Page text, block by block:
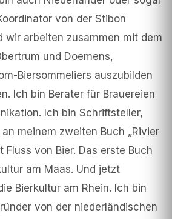
von der Stibon
wir arbeiten zusammen mit dem
und Doemens,
Biersommeliers auszubilden
Ich bin Berater für Brauereien
Ich bin Schriftsteller,
meinem zweiten Buch „Rivier
Fluss von Bier. Das erste Buch
am Maas. Und jetzt
Bierkultur am Rhein. Ich bin
von der niederländischen